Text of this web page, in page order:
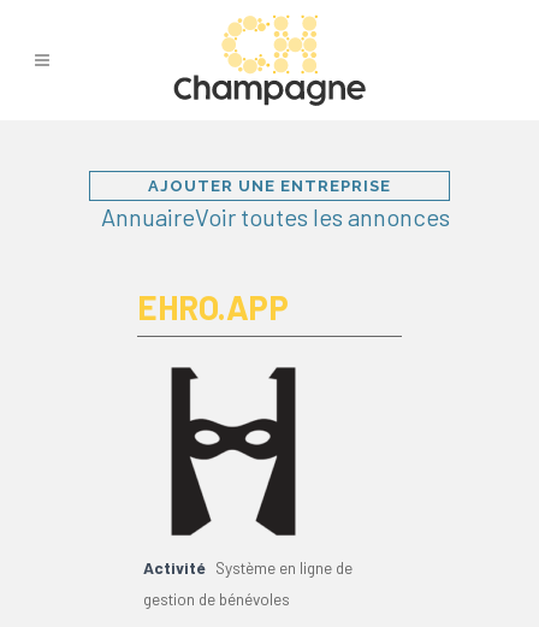
AnnuaireVoir toutes les annonces
AJOUTER UNE ENTREPRISE
EHRO.APP
Activité Système en ligne de
gestion de bénévoles